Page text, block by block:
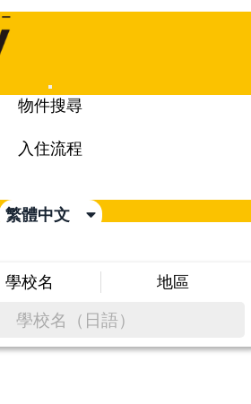
Mobile
Menu
物件搜尋
入住流程
繁體中文
學校名 地區